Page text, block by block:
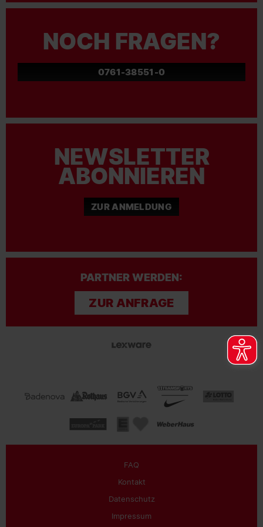
NOCH FRAGEN?
0761-38551-0
NEWSLETTER
ABONNIEREN
ZUR ANMELDUNG
PARTNER WERDEN:
ZUR ANFRAGE
FAQ
Kontakt
Datenschutz
Impressum